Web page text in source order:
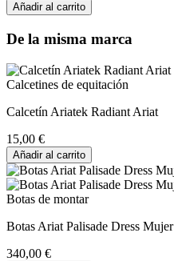
Añadir al carrito
De la misma marca
Calcetines de equitación
Calcetín Ariatek Radiant Ariat
15,00 €
Añadir al carrito
Botas de montar
Botas Ariat Palisade Dress Mujer
340,00 €